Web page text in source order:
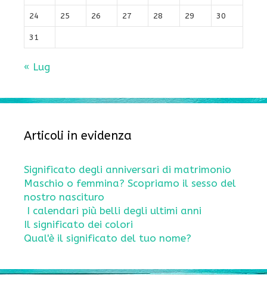
24 25 26 27 28 29 30
31
« Lug
Articoli in evidenza
Significato degli anniversari di matrimonio
Maschio o femmina? Scopriamo il sesso del
nostro nascituro
I calendari più belli degli ultimi anni
Il significato dei colori
Qual'è il significato del tuo nome?